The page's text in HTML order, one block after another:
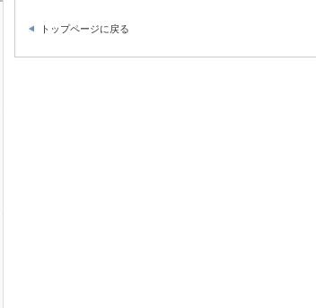
トップページに戻る